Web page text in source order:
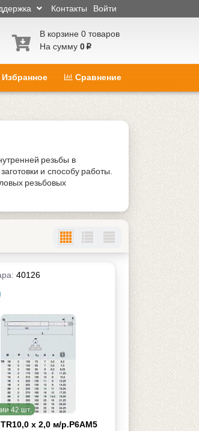
Войти
Контакты
В корзине 0 товаров
На сумму 0 p
Избранное Сравнение
резьбы в
и способу работы.
резьбовых
40126
42 шт.
х 2,0 м/р.Р6АМ5